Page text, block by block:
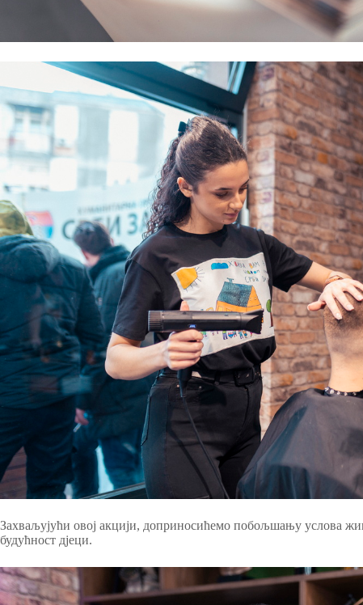
Захваљујући овој акцији, доприносићемо побољшању услова
будућност д‌јеци.